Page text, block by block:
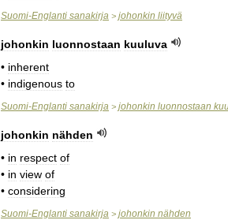
Suomi-Englanti sanakirja > johonkin liityvä
johonkin luonnostaan kuuluva
• inherent
• indigenous to
Suomi-Englanti sanakirja > johonkin luonnostaan
johonkin nähden
• in respect of
• in view of
• considering
Suomi-Englanti sanakirja > johonkin nähden